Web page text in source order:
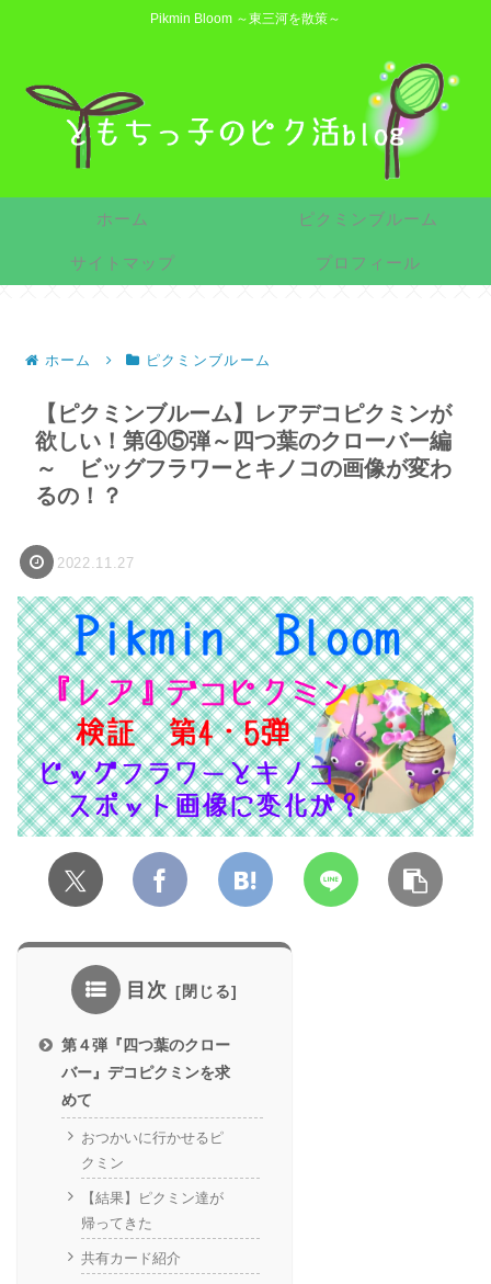
Pikmin Bloom ～東三河を散策～
ホーム ピクミンブルーム
サイトマップ プロフィール
ホーム ピクミンブルーム
【ピクミンブルーム】レアデコピクミンが
欲しい！第④⑤弾～四つ葉のクローバー編
～ ビッグフラワーとキノコの画像が変わ
るの！？
2022.11.27
目次
第４弾『四つ葉のクロー
バー』デコピクミンを求
めて
おつかいに行かせるピ
クミン
【結果】ピクミン達が
帰ってきた
共有カード紹介